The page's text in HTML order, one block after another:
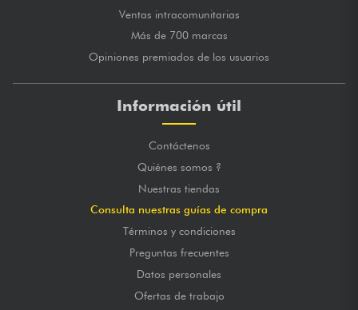
Ventas intracomunitarias
Más de 700 marcas
Opiniones premiados de los usuarios
Información útil
Contáctenos
Quiénes somos ?
Nuestras tiendas
Consulta nuestras guías de compra
Términos y condiciones
Preguntas frecuentes
Datos personales
Ofertas de trabajo